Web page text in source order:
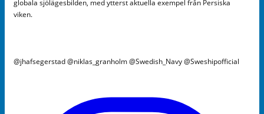
globala sjölägesbilden, med ytterst aktuella exempel från Persiska
viken.
@jhafsegerstad @niklas_granholm @Swedish_Navy @Sweshipofficial